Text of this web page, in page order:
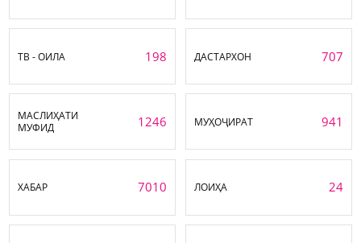
ТВ - ОИЛА 198 ДАСТАРХОН 707
МАСЛИҲАТИ
МУФИД
1246 МУҲОҶИРАТ 941
ХАБАР 7010 ЛОИҲА 24